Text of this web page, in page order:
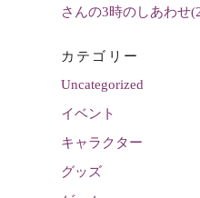
さんの3時のしあわせ
カテゴリー
Uncategorized
イベント
キャラクター
グッズ